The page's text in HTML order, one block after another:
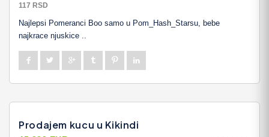
117 RSD
Najlepsi Pomeranci Boo samo u Pom_Hash_Starsu, bebe
najkrace njuskice ..
Prodajem kucu u Kikindi